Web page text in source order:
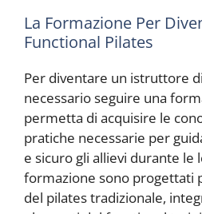
La Formazione Per
Functional Pilates
Per diventare un istruttore
necessario seguire una
permetta di acquisire le
pratiche necessarie per
e sicuro gli allievi durante le
formazione sono progettati
del pilates tradizionale,